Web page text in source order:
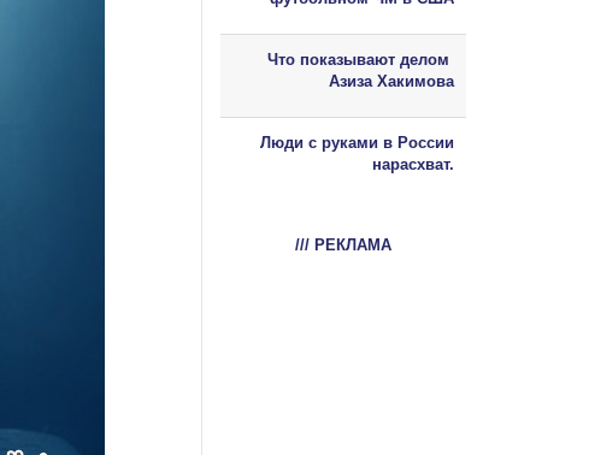
Что показывают делом
Азиза Хакимова
Люди с руками в России
нарасхват.
/// РЕКЛАМА